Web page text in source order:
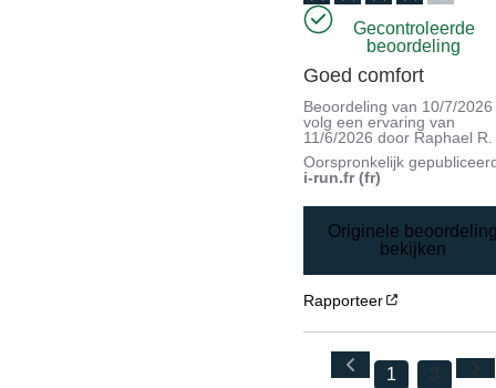
Gecontroleerde
beoordeling
Goed comfort
Beoordeling van 10/7/2026
volg een ervaring van
11/6/2026 door Raphael R.
Oorspronkelijk
i-run.fr (fr)
Originele
bekijken
Rapporteer
1 3